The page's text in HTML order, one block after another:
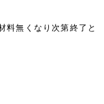
無くなり次第終了と